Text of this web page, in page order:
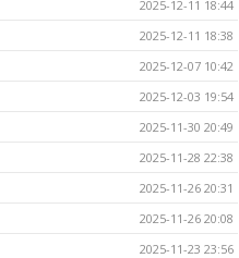
2025-12-11 18:44
2025-12-11 18:38
2025-12-07 10:42
2025-12-03 19:54
2025-11-30 20:49
2025-11-28 22:38
2025-11-26 20:31
2025-11-26 20:08
2025-11-23 23:56